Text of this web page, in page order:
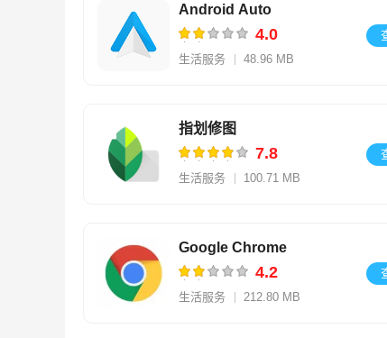
Android Auto
4.0
生活服务
48.96 MB
指划修图
7.8
生活服务
100.71 MB
Google Chrome
4.2
生活服务
212.80 MB